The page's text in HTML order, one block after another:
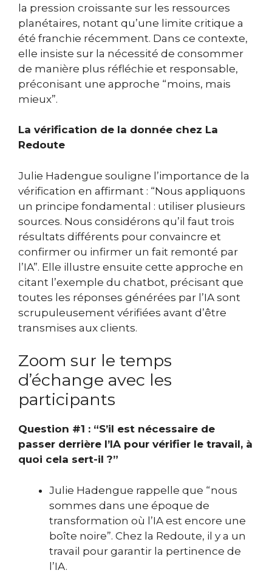
la pression croissante sur les ressources
planétaires, notant qu’une limite critique a
été franchie récemment. Dans ce contexte,
elle insiste sur la nécessité de consommer
de manière plus réfléchie et responsable,
préconisant une approche “moins, mais
mieux”.
La vérification de la donnée chez La
Redoute
Julie Hadengue souligne l’importance de la
vérification en affirmant : “Nous appliquons
un principe fondamental : utiliser plusieurs
sources. Nous considérons qu’il faut trois
résultats différents pour convaincre et
confirmer ou infirmer un fait remonté par
l’IA”. Elle illustre ensuite cette approche en
citant l’exemple du chatbot, précisant que
toutes les réponses générées par l’IA sont
scrupuleusement vérifiées avant d’être
transmises aux clients.
Zoom sur le temps
d’échange avec les
participants
Question #1 : “S’il est nécessaire de
passer derrière l’IA pour vérifier le travail, à
quoi cela sert-il ?”
Julie Hadengue rappelle que “nous
sommes dans une époque de
transformation où l’IA est encore une
boîte noire”. Chez la Redoute, il y a un
travail pour garantir la pertinence de
l’IA.